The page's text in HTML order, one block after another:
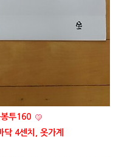
투160
4센치, 옷가계